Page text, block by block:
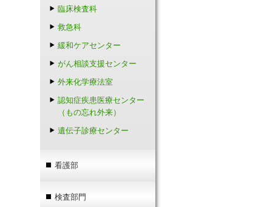
臨床検査科
救急科
緩和ケアセンター
がん相談支援センター
外来化学療法室
認知症疾患医療センター
（もの忘れ外来）
遺伝子診療センター
看護部
検査部門